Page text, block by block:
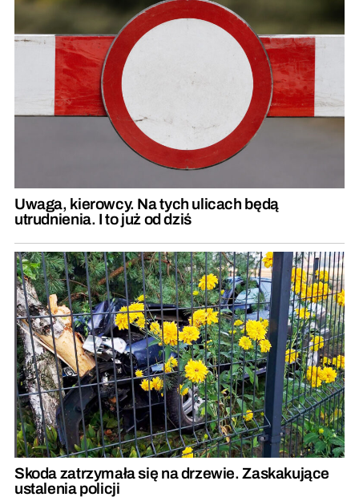
Uwaga, kierowcy. Na tych ulicach będą
utrudnienia. I to już od dziś
Skoda zatrzymała się na drzewie. Zaskakujące
ustalenia policji